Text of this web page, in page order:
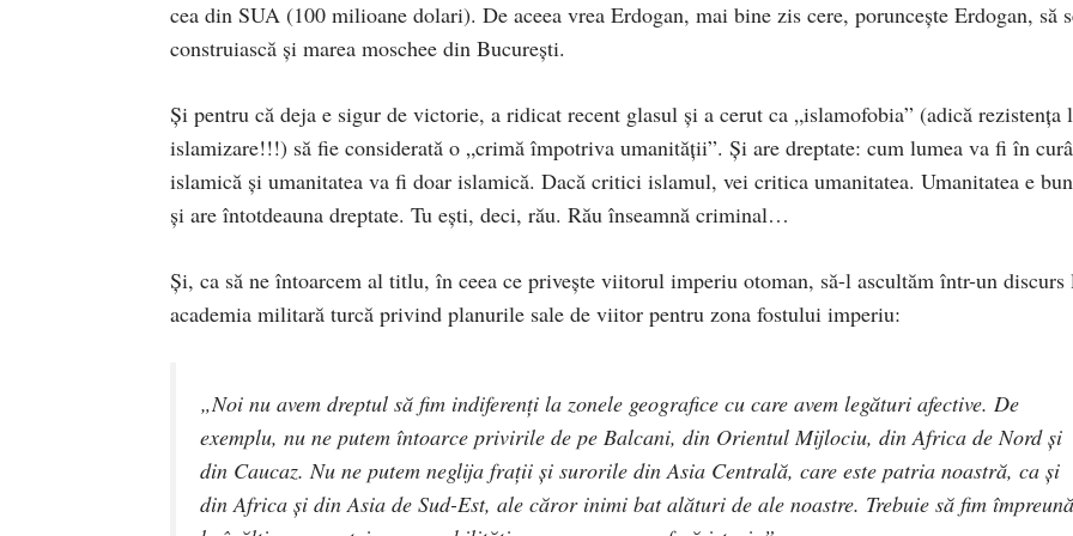
cea din SUA (100 milioane dolari). De aceea vrea Erdogan, mai bine zis cere, porunceşte Erdogan, să
construiască şi marea moschee din Bucureşti.
Şi pentru că deja e sigur de victorie, a ridicat recent glasul şi a cerut ca „islamofobia” (adică rezistenţa
islamizare!!!) să fie considerată o „crimă împotriva umanităţii”. Şi are dreptate: cum lumea va fi în
islamică şi umanitatea va fi doar islamică. Dacă critici islamul, vei critica umanitatea. Umanitatea e
şi are întotdeauna dreptate. Tu eşti, deci, rău. Rău înseamnă criminal…
Şi, ca să ne întoarcem al titlu, în ceea ce priveşte viitorul imperiu otoman, să-l ascultăm într-un discurs
academia militară turcă privind planurile sale de viitor pentru zona fostului imperiu:
„Noi nu avem dreptul să fim indiferenţi la zonele geografice cu care avem legături afective. De
exemplu, nu ne putem întoarce privirile de pe Balcani, din Orientul Mijlociu, din Africa de Nord şi
din Caucaz. Nu ne putem neglija fraţii şi surorile din Asia Centrală, care este patria noastră, ca şi
din Africa şi din Asia de Sud-Est, ale căror inimi bat alături de ale noastre. Trebuie să fim împreună